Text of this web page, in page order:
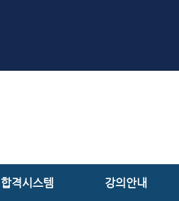
합격시스템 강의안내